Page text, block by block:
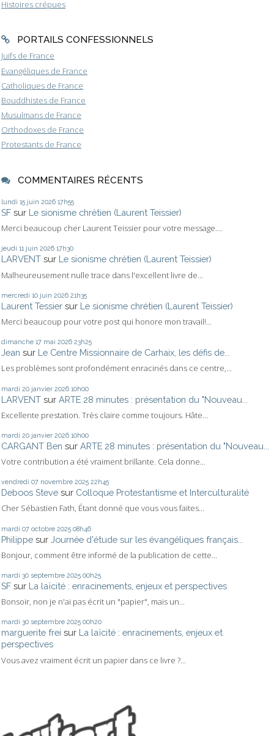
Histoires crépues
PORTAILS CONFESSIONNELS
Juifs de France
Evangéliques de France
Catholiques de France
Bouddhistes de France
Musulmans de France
Orthodoxes de France
Protestants de France
COMMENTAIRES RÉCENTS
lundi 15 juin 2026 17h55
SF sur Le sionisme chrétien (Laurent Teissier)
Merci beaucoup cher Laurent Teissier pour votre message....
jeudi 11 juin 2026 17h30
LARVENT sur Le sionisme chrétien (Laurent Teissier)
Malheureusement nulle trace dans l'excellent livre de...
mercredi 10 juin 2026 21h35
Laurent Tessier sur Le sionisme chrétien (Laurent Teissier)
Merci beaucoup pour votre post qui honore mon travail!...
dimanche 17 mai 2026 23h25
Jean sur Le Centre Missionnaire de Carhaix, les défis de...
Les problèmes sont profondément enracinés dans ce centre,...
mardi 20 janvier 2026 10h00
LARVENT sur ARTE 28 minutes : présentation du "Nouveau...
Excellente prestation. Très claire comme toujours. Hâte...
mardi 20 janvier 2026 10h00
CARGANT Ben sur ARTE 28 minutes : présentation du "Nouveau...
Votre contribution a été vraiment brillante. Cela donne...
vendredi 07 novembre 2025 22h45
Deboos Steve sur Colloque Protestantisme et Interculturalité
Cher Sébastien Fath, Étant donné que vous vous faites...
mardi 07 octobre 2025 08h46
Philippe sur Journée d'étude sur les évangéliques français...
Bonjour, comment être informé de la publication de cette...
mardi 30 septembre 2025 00h25
SF sur La laïcité : enracinements, enjeux et perspectives
Bonsoir, non je n'ai pas écrit un "papier", mais un...
mardi 30 septembre 2025 00h20
marguerite frei sur La laïcité : enracinements, enjeux et
perspectives
Vous avez vraiment écrit un papier dans ce livre ?...